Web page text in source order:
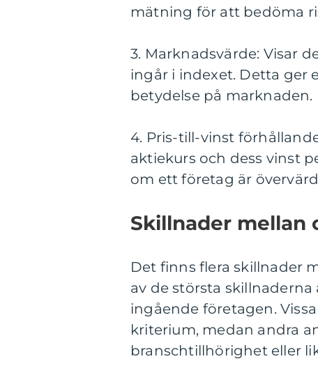
mätning för att bedöma
3. Marknadsvärde: Visar
ingår i indexet. Detta ger
betydelse på marknaden.
4. Pris-till-vinst
aktiekurs och dess vinst
om ett företag är
Skillnader mellan
Det finns flera skillnader
av de största
ingående företagen.
kriterium, medan andra
branschtillhörighet eller